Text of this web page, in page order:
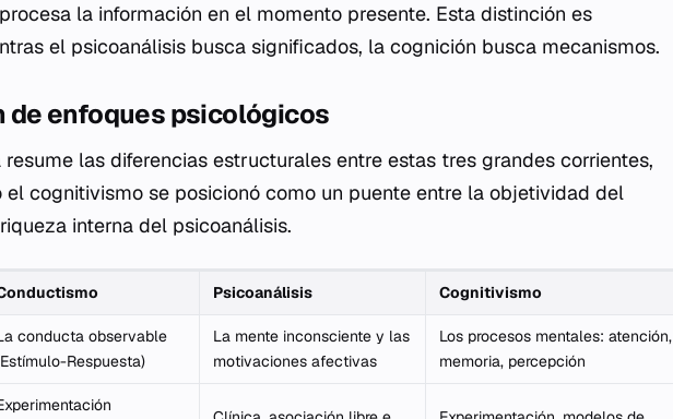
la información en el momento presente. Esta distinción es
el psicoanálisis busca significados, la cognición busca mecanismos.
de enfoques psicológicos
las diferencias estructurales entre estas tres grandes corrientes,
cognitivismo se posicionó como un puente entre la objetividad del
interna del psicoanálisis.
Psicoanálisis Cognitivismo
conducta observable
Respuesta)
La mente inconsciente y las
motivaciones afectivas
Los procesos mentales: atención,
memoria, percepción